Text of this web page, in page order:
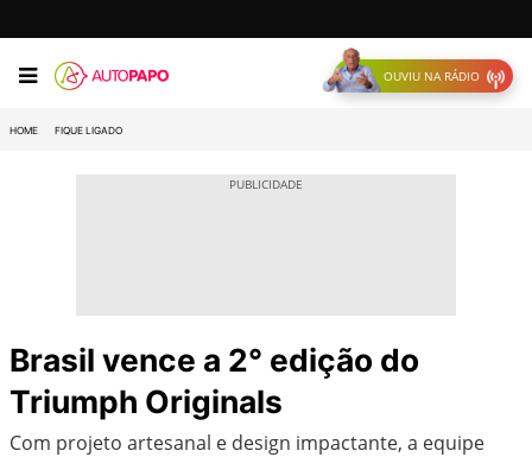
OUVIU NA RÁDIO
HOME FIQUE LIGADO
Brasil vence a 2° edição do
Triumph Originals
Com projeto artesanal e design impactante, a equipe